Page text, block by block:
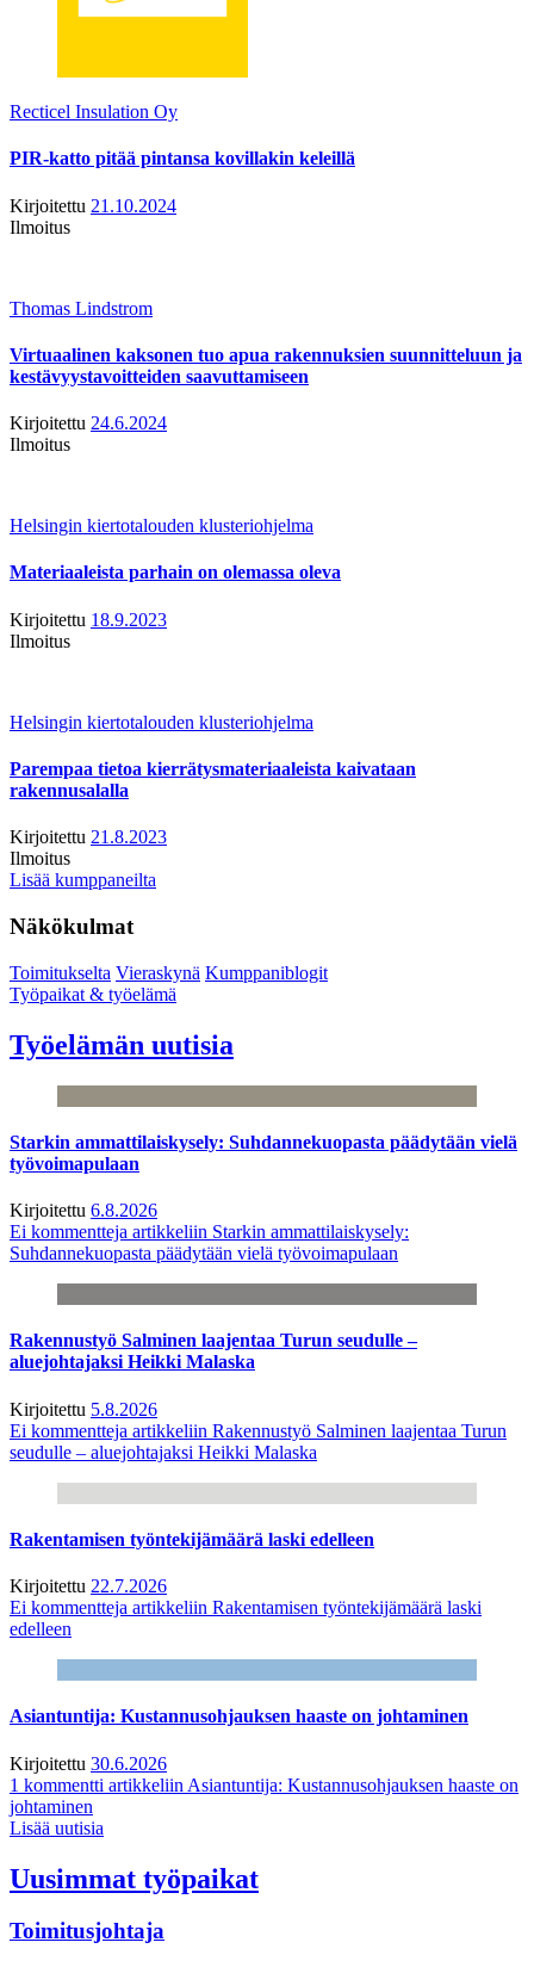
Recticel Insulation Oy
PIR-katto pitää pintansa kovillakin keleillä
Kirjoitettu 21.10.2024
Ilmoitus
Thomas Lindstrom
Virtuaalinen kaksonen tuo apua rakennuksien suunnitteluun ja
kestävyystavoitteiden saavuttamiseen
Kirjoitettu 24.6.2024
Ilmoitus
Helsingin kiertotalouden klusteriohjelma
Materiaaleista parhain on olemassa oleva
Kirjoitettu 18.9.2023
Ilmoitus
Helsingin kiertotalouden klusteriohjelma
Parempaa tietoa kierrätysmateriaaleista kaivataan
rakennusalalla
Kirjoitettu 21.8.2023
Ilmoitus
Lisää kumppaneilta
Näkökulmat
Toimitukselta Vieraskynä Kumppaniblogit
Työpaikat & työelämä
Työelämän uutisia
Starkin ammattilaiskysely: Suhdannekuopasta päädytään vielä
työvoimapulaan
Kirjoitettu 6.8.2026
Ei kommentteja artikkeliin Starkin ammattilaiskysely:
Suhdannekuopasta päädytään vielä työvoimapulaan
Rakennustyö Salminen laajentaa Turun seudulle –
aluejohtajaksi Heikki Malaska
Kirjoitettu 5.8.2026
Ei kommentteja artikkeliin Rakennustyö Salminen laajentaa Turun
seudulle – aluejohtajaksi Heikki Malaska
Rakentamisen työntekijämäärä laski edelleen
Kirjoitettu 22.7.2026
Ei kommentteja artikkeliin Rakentamisen työntekijämäärä laski
edelleen
Asiantuntija: Kustannusohjauksen haaste on johtaminen
Kirjoitettu 30.6.2026
1 kommentti artikkeliin Asiantuntija: Kustannusohjauksen haaste on
johtaminen
Lisää uutisia
Uusimmat työpaikat
Toimitusjohtaja